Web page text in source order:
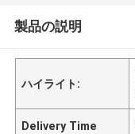
製品の説明
ハイライト:
Delivery Time